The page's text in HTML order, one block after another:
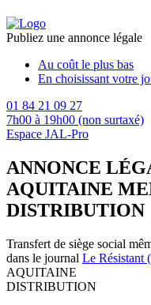
Publiez une annonce légale
Au coût le plus bas
En choisissant votre
01 84 21 09 27
7h00 à 19h00 (non surtaxé)
Espace JAL-Pro
ANNONCE
AQUITAINE
DISTRIBUTION
Transfert de siège social
dans le journal Le Résistant
AQUITAINE
DISTRIBUTION